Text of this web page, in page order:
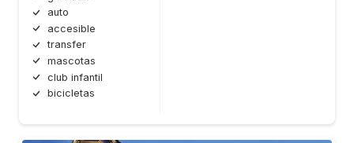
auto
accesible
transfer
mascotas
club infantil
bicicletas